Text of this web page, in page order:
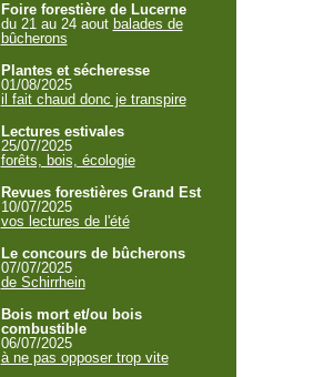
Foire forestière de Lucerne
du 21 au 24 aout balades de
bûcherons
Plantes et sécheresse
01/08/2025
il fait chaud donc je transpire
Lectures estivales
25/07/2025
forêts, bois, écologie
Revues forestières Grand Est
10/07/2025
vos lectures de l'été
Le concours de bûcherons
07/07/2025
de Schirrhein
Bois mort et/ou bois
combustible
06/07/2025
à ne pas opposer trop vite